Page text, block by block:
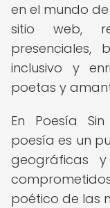
en el mundo
sitio web,
presenciales,
inclusivo y
poetas y
En Poesía
poesía es un
geográficas
poético de las